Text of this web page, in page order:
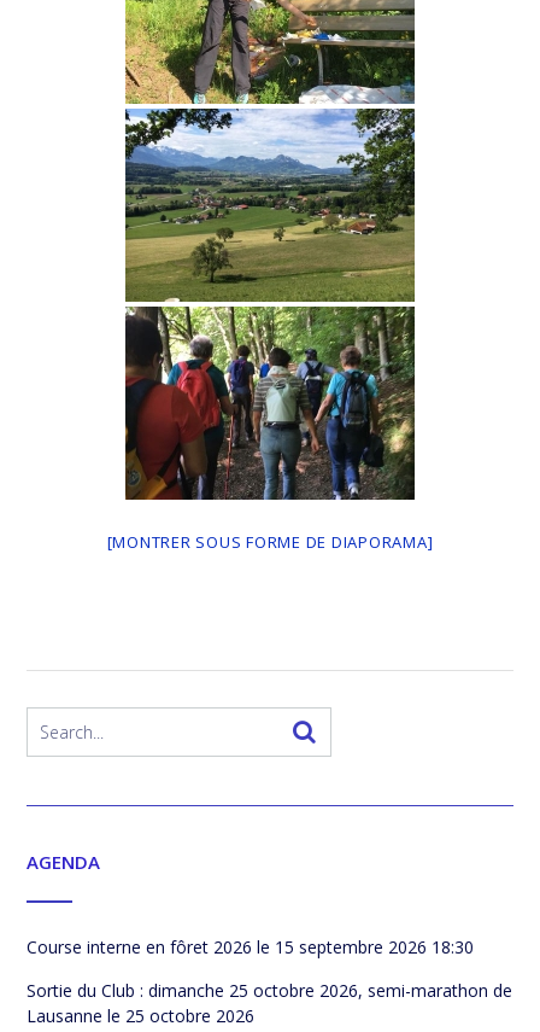
[MONTRER SOUS FORME DE DIAPORAMA]
AGENDA
Course interne en fôret 2026 le 15 septembre 2026 18:30
Sortie du Club : dimanche 25 octobre 2026, semi-marathon de
Lausanne le 25 octobre 2026